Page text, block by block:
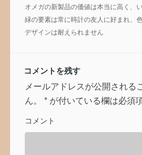
投
稿
ナ
シ
ョ
ン
オメガの新製品の価値は本当に高く、
緑の要素は常に時計の友人に好まれ、
デザインは耐えられません
コメントを残す
メールアドレスが公開される
ん。
* が付いている欄は必須
コメント